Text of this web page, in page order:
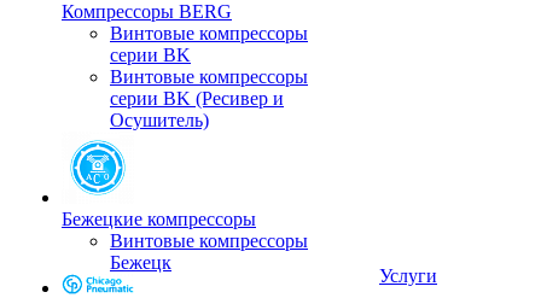
Компрессоры BERG
Винтовые компрессоры
серии BK
Винтовые компрессоры
серии BK (Ресивер и
Осушитель)
Бежецкие компрессоры
Винтовые компрессоры
Бежецк
Услуги